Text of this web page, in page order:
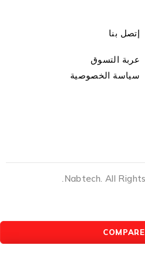
إتصل بنا
عربة التسوق
سياسة الخصوصية
COMPARE